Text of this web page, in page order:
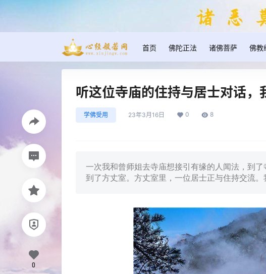
首页 佛陀正法 诸佛菩萨 佛教
听这位寺庙的住持与居士对话，
学佛受用 23年3月16日 0 8
一次我和曾师姐去寺庙想接引有缘的人闻法，到
到了方丈室。方丈室里，一位居士正与住持交流。
0